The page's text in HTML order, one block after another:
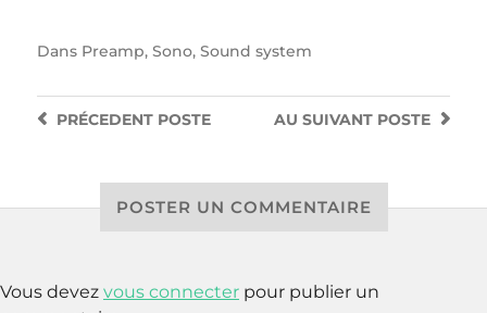
Dans Preamp, Sono, Sound system
AU SUIVANT POSTE
PRÉCEDENTPOSTE
POSTER UN COMMENTAIRE
Vous devez vous connecter pour publier un